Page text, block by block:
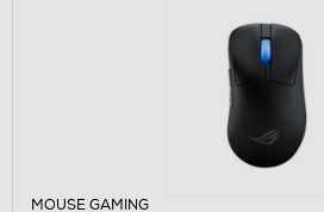
MOUSE GAMING